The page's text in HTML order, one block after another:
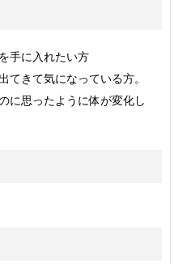
手に入れたい方
てきて気になっている方。
に思ったように体が変化し